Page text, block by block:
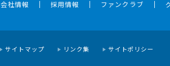
会社情報 採用情報 ファンクラブ
サイトマップ リンク集 サイトポリシー